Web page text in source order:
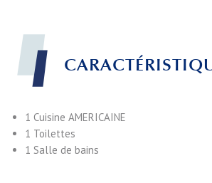
1 Cuisine AMERICAINE
1 Toilettes
1 Salle de bains